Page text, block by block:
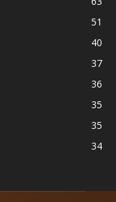
51
40
37
36
35
35
34